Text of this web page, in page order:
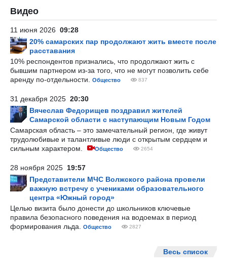
Видео
11 июня 2026 09:28
20% самарских пар продолжают жить вместе после
расставания
10% респондентов признались, что продолжают жить с
бывшим партнером из-за того, что не могут позволить себе
аренду по-отдельности.
Общество 837
31 декабря 2025 20:30
Вячеслав Федорищев поздравил жителей
Самарской области с наступающим Новым Годом
Самарская область – это замечательный регион, где живут
трудолюбивые и талантливые люди с открытым сердцем и
сильным характером.
Общество 2654
28 ноября 2025 19:57
Представители МЧС Волжского района провели
важную встречу с учениками образовательного
центра «Южный город»
Целью визита было донести до школьников ключевые
правила безопасного поведения на водоемах в период
формирования льда.
Общество 2827
Весь список